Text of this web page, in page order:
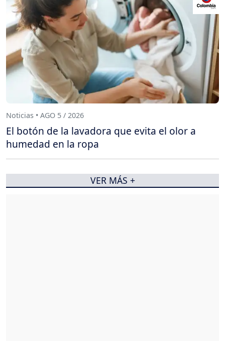
Noticias • AGO 5 / 2026
El botón de la lavadora que evita el olor a
humedad en la ropa
VER MÁS +